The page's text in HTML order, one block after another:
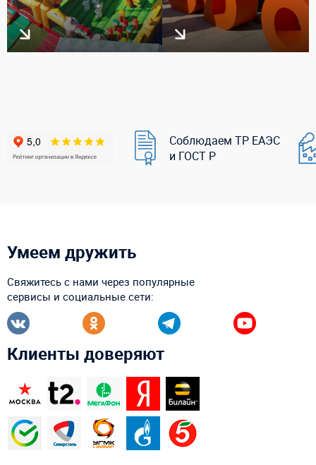
Соблюдаем ТР ЕАЭС
и ГОСТ Р
Умеем дружить
Свяжитесь с нами через популярные
сервисы и социальные сети:
Клиенты доверяют